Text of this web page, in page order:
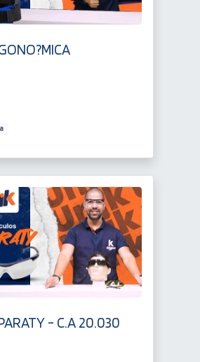
ÓCULOS PARATY - C.A 20.030